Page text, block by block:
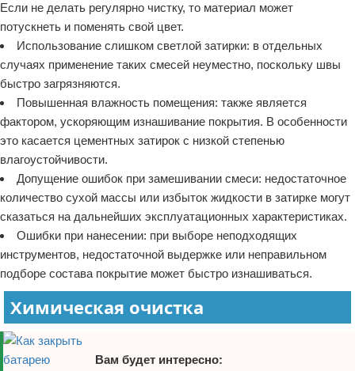
Если не делать регулярно чистку, то материал может
потускнеть и поменять свой цвет.
Использование слишком светлой затирки: в отдельных
случаях применение таких смесей неуместно, поскольку швы
быстро загрязняются.
Повышенная влажность помещения: также является
фактором, ускоряющим изнашивание покрытия. В особенности
это касается цементных затирок с низкой степенью
влагоустойчивости.
Допущение ошибок при замешивании смеси: недостаточное
количество сухой массы или избыток жидкости в затирке могут
сказаться на дальнейших эксплуатационных характеристиках.
Ошибки при нанесении: при выборе неподходящих
инструментов, недостаточной выдержке или неправильном
подборе состава покрытие может быстро изнашиваться.
Химическая очистка
Вам будет интересно: